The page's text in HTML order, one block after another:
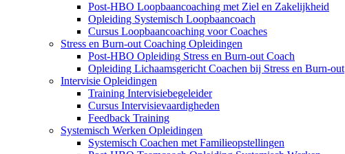
Post-HBO Loopbaancoaching met Ziel en Zakelijkheid
Opleiding Systemisch Loopbaancoach
Cursus Loopbaancoaching voor Coaches
Stress en Burn-out Coaching Opleidingen
Post-HBO Opleiding Stress en Burn-out Coach
Opleiding Lichaamsgericht Coachen bij Stress en Burn-out
Intervisie Opleidingen
Training Intervisiebegeleider
Cursus Intervisievaardigheden
Feedback Training
Systemisch Werken Opleidingen
Systemisch Coachen met Familieopstellingen